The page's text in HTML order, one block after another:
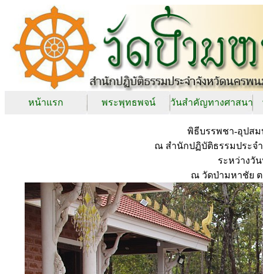
หน้าแรก พระพุทธพจน์ วันสำคัญทางศาสนา
พิธีบรรพชา-อุปส
ณ สำนักปฏิบัติธรรมประจ
ระหว่างวั
ณ วัดป่ามหาชัย